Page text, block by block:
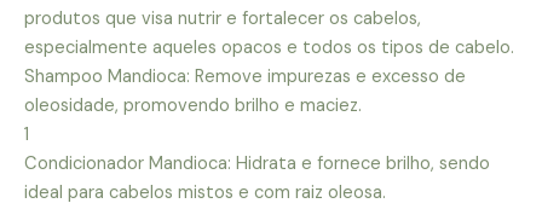
original
era:
R$41.00.
atual
é:
R$33.00.
produtos que visa nutrir e fortalecer os cabelos,
especialmente aqueles opacos e todos os tipos de cabelo.
Shampoo Mandioca: Remove impurezas e excesso de
oleosidade, promovendo brilho e maciez.
1
Condicionador Mandioca: Hidrata e fornece brilho, sendo
ideal para cabelos mistos e com raiz oleosa.